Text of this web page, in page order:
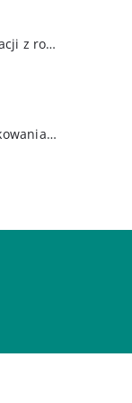
QUICK 7050E Zestaw do integracji z robotem
QUICK NOC Seria S450 do znakowania PCB